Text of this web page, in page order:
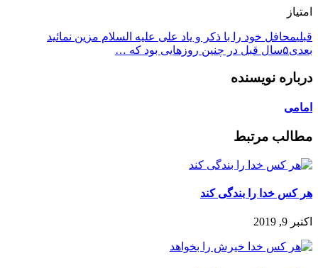
امتیاز
قبلیمحافل خود را با ذکر و یاد علی علیه السلام مزین نمائید
بعدی
درباره نویسنده
امامی
مطالب مرتبط
هر كس خدا را بندگى كند
اکتبر 9, 2019